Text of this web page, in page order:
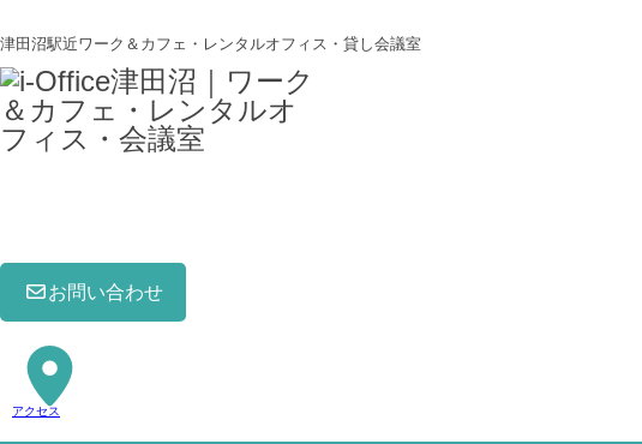
津田沼駅近ワーク＆カフェ・レンタルオフィス・貸し会議室
お問い合わせ
アクセス